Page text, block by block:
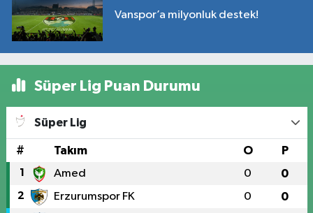
Vanspor’a milyonluk destek!
Süper Lig Puan Durumu
Süper Lig
# Takım O P
1 Amed 0 0
2 Erzurumspor FK 0 0